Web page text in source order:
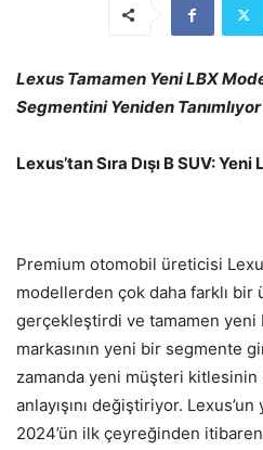
Lexus Tamamen Yeni LBX
Segmentini Yeniden Tanımlıyor
Lexus’tan Sıra Dışı B SUV: Yeni
Premium otomobil üreticisi
modellerden çok daha farklı
gerçekleştirdi ve tamamen yeni
markasının yeni bir segmente
zamanda yeni müşteri
anlayışını değiştiriyor.
2024’ün ilk çeyreğinden